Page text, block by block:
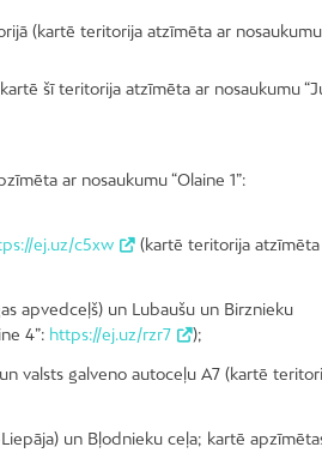
(kartē teritorija atzīmēta ar nosaukumu
šī teritorija atzīmēta ar nosaukumu
ar nosaukumu “Olaine 1”:
ej.uz/c5xw
(kartē teritorija atzīmēta
apvedceļš) un Lubaušu un Birznieku
4”: https://ej.uz/rzr7 );
valsts galveno autoceļu A7 (kartē
un Bļodnieku ceļa; kartē